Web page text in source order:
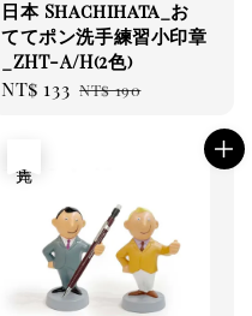
日本 Shachihata_お
ててポン洗手練習小印章
_ZHT-A/H(2色)
Sale
NT$ 133 Regular
NT$ 190